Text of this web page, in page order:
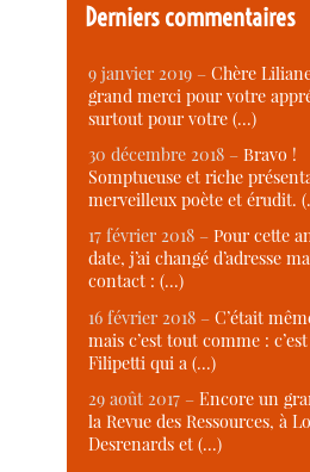
Derniers commentaires
9 janvier 2019 –Chère
grand merci pour votre
surtout pour votre (…)
30 décembre 2018 –Bravo !
Somptueuse et riche
merveilleux poète et érudit.
17 février 2018 –Pour cette
date, j’ai changé d’adresse
contact : (…)
16 février 2018 –C’était
mais c’est tout comme :
Filipetti qui a (…)
29 août 2017 –Encore un
la Revue des Ressources, à
Desrenards et (…)